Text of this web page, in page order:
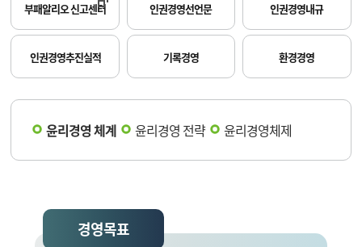
부패알리오 신고센터 인권경영선언문 인권경영내규
인권경영추진실적 기록경영 환경경영
윤리경영 체계 윤리경영 전략 윤리경영체제
경영목표